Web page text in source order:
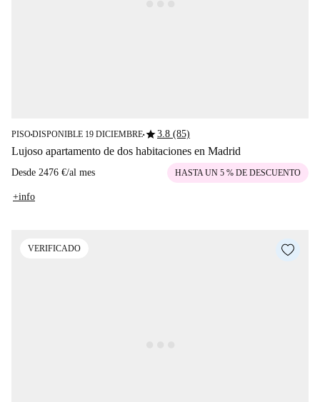
PISO■DISPONIBLE 19 DICIEMBRE■star3.8 (85)
Lujoso apartamento de dos habitaciones en Madrid
Desde 2476 €/al mes HASTA UN 5 % DE DESCUENTO
+info
VERIFICADO